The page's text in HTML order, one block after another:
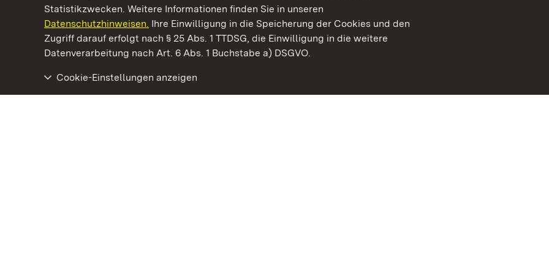
Statistikzwecken. Weitere Informationen finden Sie in unseren
Datenschutzhinweisen. Ihre Einwilligung in die Speicherung der Cookies und den
Zugriff darauf erfolgt nach § 25 Abs. 1 TTDSG, die Einwilligung in die weitere
Datenverarbeitung nach Art. 6 Abs. 1 Buchstabe a) DSGVO.
Cookie-Einstellungen anzeigen
Kommen. Staunen. Genießen.